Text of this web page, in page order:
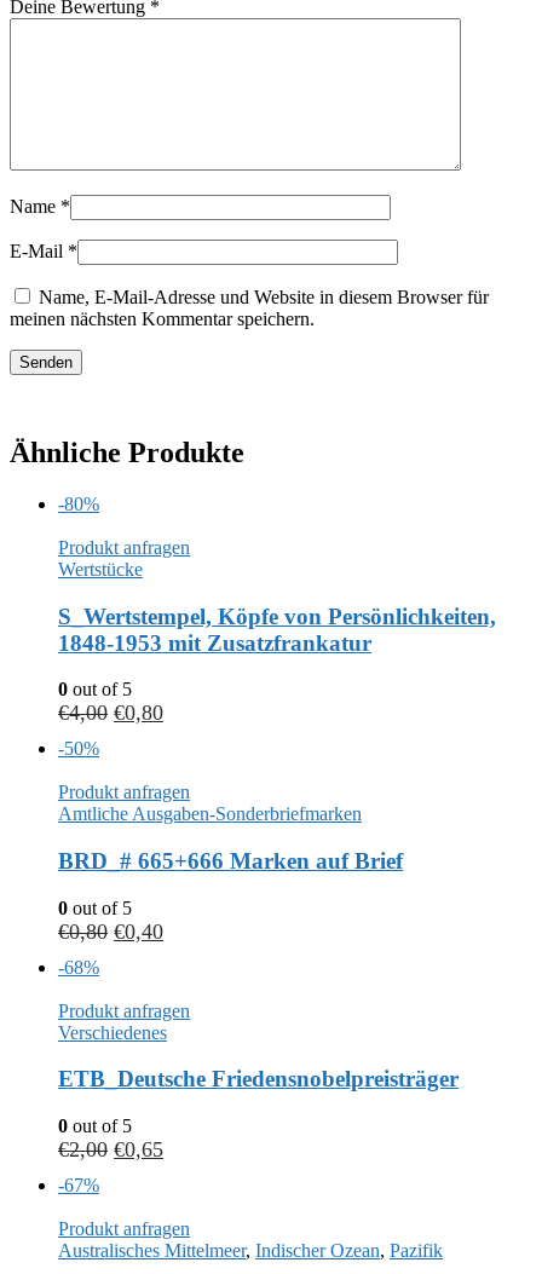
Deine Bewertung *
Name *
E-Mail *
Name, E-Mail-Adresse und Website in diesem Browser für
meinen nächsten Kommentar speichern.
Ähnliche Produkte
-80%
Produkt anfragen
Wertstücke
S_Wertstempel, Köpfe von Persönlichkeiten,
1848-1953 mit Zusatzfrankatur
0 out of 5
€4,00 €0,80
-50%
Produkt anfragen
Amtliche Ausgaben-Sonderbriefmarken
BRD_# 665+666 Marken auf Brief
0 out of 5
€0,80 €0,40
-68%
Produkt anfragen
Verschiedenes
ETB_Deutsche Friedensnobelpreisträger
0 out of 5
€2,00 €0,65
-67%
Produkt anfragen
Australisches Mittelmeer, Indischer Ozean, Pazifik